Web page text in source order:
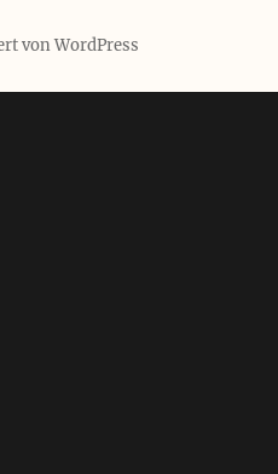
von WordPress